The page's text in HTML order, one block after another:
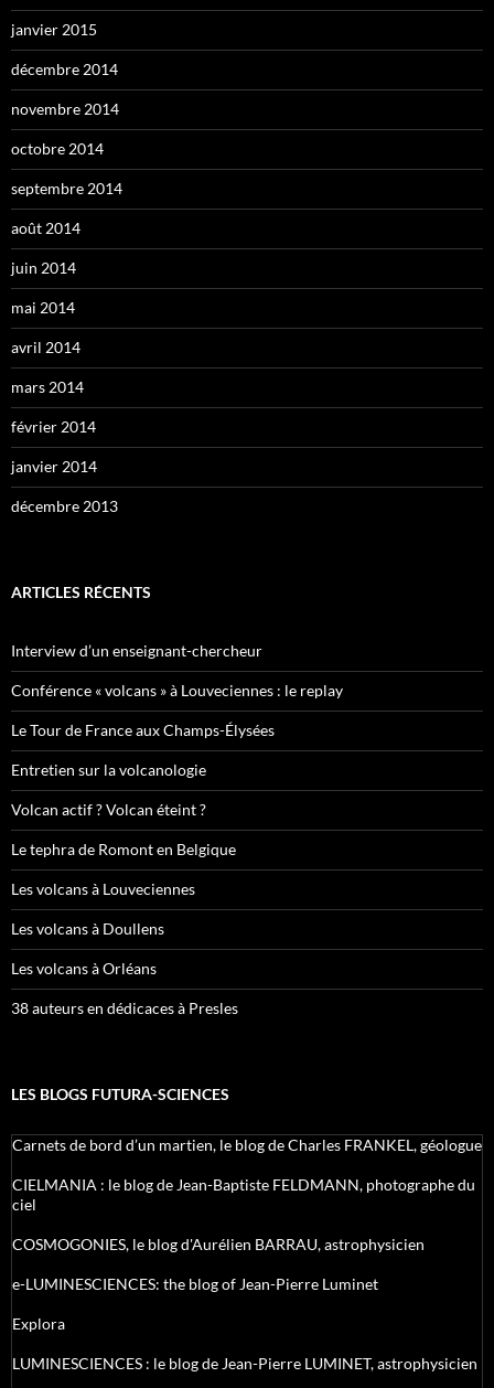
janvier 2015
décembre 2014
novembre 2014
octobre 2014
septembre 2014
août 2014
juin 2014
mai 2014
avril 2014
mars 2014
février 2014
janvier 2014
décembre 2013
ARTICLES RÉCENTS
Interview d’un enseignant-chercheur
Conférence « volcans » à Louveciennes : le replay
Le Tour de France aux Champs-Élysées
Entretien sur la volcanologie
Volcan actif ? Volcan éteint ?
Le tephra de Romont en Belgique
Les volcans à Louveciennes
Les volcans à Doullens
Les volcans à Orléans
38 auteurs en dédicaces à Presles
LES BLOGS FUTURA-SCIENCES
Carnets de bord d’un martien, le blog de Charles FRANKEL, géologue
CIELMANIA : le blog de Jean-Baptiste FELDMANN, photographe du
ciel
COSMOGONIES, le blog d'Aurélien BARRAU, astrophysicien
e-LUMINESCIENCES: the blog of Jean-Pierre Luminet
Explora
LUMINESCIENCES : le blog de Jean-Pierre LUMINET, astrophysicien